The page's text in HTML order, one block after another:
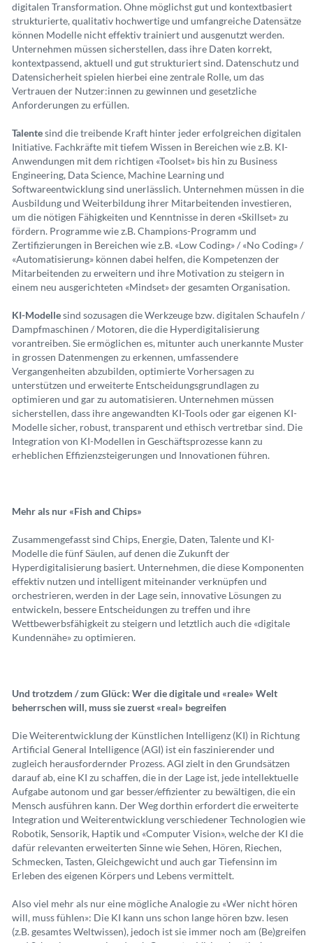
digitalen Transformation. Ohne möglichst gut und kontextbasiert
strukturierte, qualitativ hochwertige und umfangreiche Datensätze
können Modelle nicht effektiv trainiert und ausgenutzt werden.
Unternehmen müssen sicherstellen, dass ihre Daten korrekt,
kontextpassend, aktuell und gut strukturiert sind. Datenschutz und
Datensicherheit spielen hierbei eine zentrale Rolle, um das
Vertrauen der Nutzer:innen zu gewinnen und gesetzliche
Anforderungen zu erfüllen.
Talentesind die treibende Kraft hinter jeder erfolgreichen digitalen
Initiative. Fachkräfte mit tiefem Wissen in Bereichen wie z.B. KI-
Anwendungen mit dem richtigen «Toolset» bis hin zu Business
Engineering, Data Science, Machine Learning und
Softwareentwicklung sind unerlässlich. Unternehmen müssen in die
Ausbildung und Weiterbildung ihrer Mitarbeitenden investieren,
um die nötigen Fähigkeiten und Kenntnisse in deren «Skillset» zu
fördern. Programme wie z.B. Champions-Programm und
Zertifizierungen in Bereichen wie z.B. «Low Coding» / «No Coding» /
«Automatisierung» können dabei helfen, die Kompetenzen der
Mitarbeitenden zu erweitern und ihre Motivation zu steigern in
einem neu ausgerichteten «Mindset» der gesamten Organisation.
KI-Modellesind sozusagen die Werkzeuge bzw. digitalen Schaufeln /
Dampfmaschinen / Motoren, die die Hyperdigitalisierung
vorantreiben. Sie ermöglichen es, mitunter auch unerkannte Muster
in grossen Datenmengen zu erkennen, umfassendere
Vergangenheiten abzubilden, optimierte Vorhersagen zu
unterstützen und erweiterte Entscheidungsgrundlagen zu
optimieren und gar zu automatisieren. Unternehmen müssen
sicherstellen, dass ihre angewandten KI-Tools oder gar eigenen KI-
Modelle sicher, robust, transparent und ethisch vertretbar sind. Die
Integration von KI-Modellen in Geschäftsprozesse kann zu
erheblichen Effizienzsteigerungen und Innovationen führen.
Mehr als nur «Fish and Chips»
Zusammengefasst sind Chips, Energie, Daten, Talente und KI-
Modelle die fünf Säulen, auf denen die Zukunft der
Hyperdigitalisierung basiert. Unternehmen, die diese Komponenten
effektiv nutzen und intelligent miteinander verknüpfen und
orchestrieren, werden in der Lage sein, innovative Lösungen zu
entwickeln, bessere Entscheidungen zu treffen und ihre
Wettbewerbsfähigkeit zu steigern und letztlich auch die «digitale
Kundennähe» zu optimieren.
Und trotzdem / zum Glück: Wer die digitale und «reale» Welt
beherrschen will, muss sie zuerst «real» begreifen
Die Weiterentwicklung der Künstlichen Intelligenz (KI) in Richtung
Artificial General Intelligence (AGI) ist ein faszinierender und
zugleich herausfordernder Prozess. AGI zielt in den Grundsätzen
darauf ab, eine KI zu schaffen, die in der Lage ist, jede intellektuelle
Aufgabe autonom und gar besser/effizienter zu bewältigen, die ein
Mensch ausführen kann. Der Weg dorthin erfordert die erweiterte
Integration und Weiterentwicklung verschiedener Technologien wie
Robotik, Sensorik, Haptik und «Computer Vision», welche der KI die
dafür relevanten erweiterten Sinne wie Sehen, Hören, Riechen,
Schmecken, Tasten, Gleichgewicht und auch gar Tiefensinn im
Erleben des eigenen Körpers und Lebens vermittelt.
Also viel mehr als nur eine mögliche Analogie zu «Wer nicht hören
will, muss fühlen»: Die KI kann uns schon lange hören bzw. lesen
(z.B. gesamtes Weltwissen), jedoch ist sie immer noch am (Be)greifen